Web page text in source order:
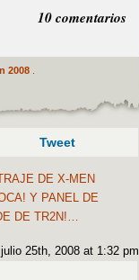
10 comentarios
2008.
Tweet
DE X-MEN
Y PANEL DE
DE TR2N!…
julio 25th, 2008 at 1:32 pm